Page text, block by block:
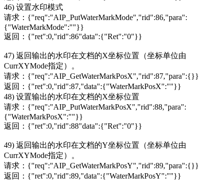
46) 设置水印模式
请求：{"req":"AIP_PutWaterMarkMode","rid":86,"para":
{"WaterMarkMode":""}}
返回：{"ret":0,"rid":86"data":{"Ret":"0"}}
47) 返回输出的水印在文档的X坐标位置（坐标单位由
CurrXYMode指定）。
请求：{"req":"AIP_GetWaterMarkPosX","rid":87,"para":{}}
返回：{"ret":0,"rid":87,"data":{"WaterMarkPosX":""}}
48) 设置输出的水印在文档的X坐标位置
请求：{"req":"AIP_PutWaterMarkPosX","rid":88,"para":
{"WaterMarkPosX":""}}
返回：{"ret":0,"rid":88"data":{"Ret":"0"}}
49) 返回输出的水印在文档的Y坐标位置（坐标单位由
CurrXYMode指定）。
请求：{"req":"AIP_GetWaterMarkPosY","rid":89,"para":{}}
返回：{"ret":0,"rid":89,"data":{"WaterMarkPosY":""}}